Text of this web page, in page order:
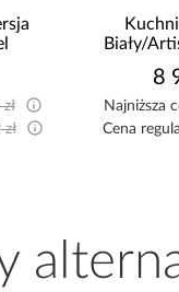
Biały/
8
Najniższa
Cena